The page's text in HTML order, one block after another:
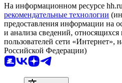
На информационном ресурсе hh.ru
рекомендательные технологии
предоставления информации на
и анализа сведений,
пользователей сети «Интернет»,
Российской Федерации)